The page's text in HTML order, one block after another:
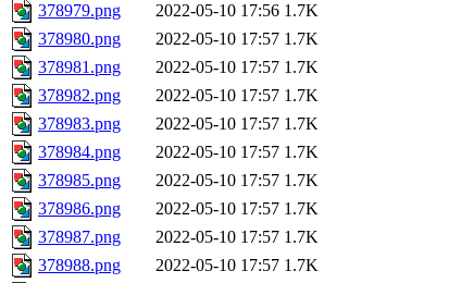
378979.png
2022-05-10 17:56 1.7K
378980.png
2022-05-10 17:57 1.7K
378981.png
2022-05-10 17:57 1.7K
378982.png
2022-05-10 17:57 1.7K
378983.png
2022-05-10 17:57 1.7K
378984.png
2022-05-10 17:57 1.7K
378985.png
2022-05-10 17:57 1.7K
378986.png
2022-05-10 17:57 1.7K
378987.png
2022-05-10 17:57 1.7K
378988.png
2022-05-10 17:57 1.7K